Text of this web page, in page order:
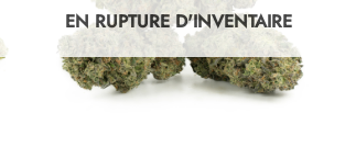
EN RUPTURE D'INVENTAIRE